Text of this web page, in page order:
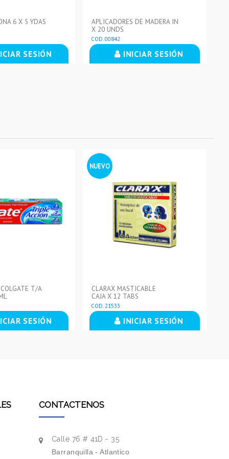
6 X 5 YDAS
SESIÓN
APLICADORES DE MADERA IN
X 20 UNDS
COD. 00842
INICIAR SESIÓN
T/A
SESIÓN
NUEVO
CLARAX MASTICABLE
CAJA X 12 TABS
COD. 21533
INICIAR SESIÓN
CONTACTENOS
Calle 76 # 41D - 35
Barranquilla - Atlantico